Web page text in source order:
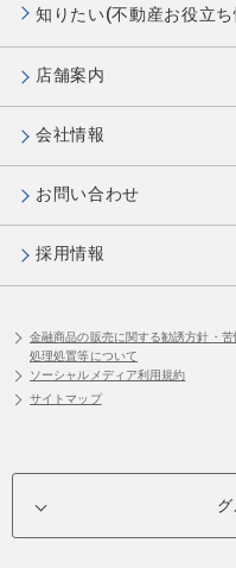
知りたい(不動産お役立ち
店舗案内
会社情報
お問い合わせ
採用情報
金融商品の販売に関する勧誘方針・苦
処理処置等について
ソーシャルメディア利用規約
サイトマップ